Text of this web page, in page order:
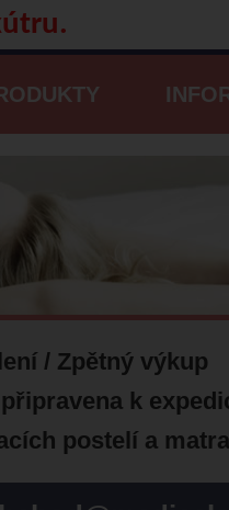
/ Zpětný výkup
k
postelí a